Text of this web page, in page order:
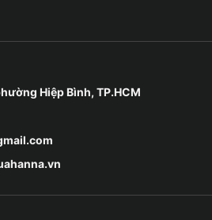
Hiệp Bình, TP.HCM